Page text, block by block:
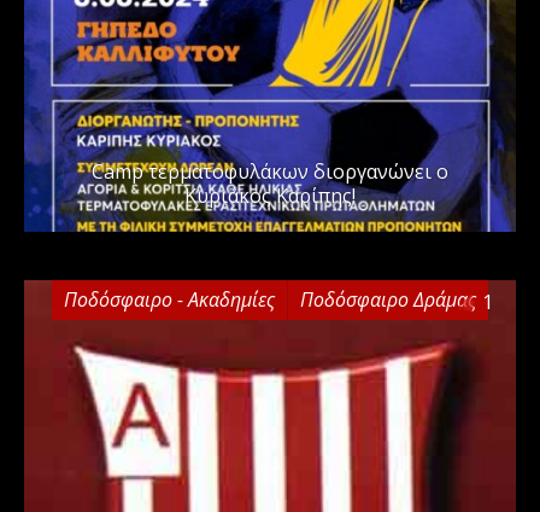
Camp τερματοφυλάκων διοργανώνει ο
Κυριάκος Καρίπης!
Ποδόσφαιρο - Ακαδημίες Ποδόσφαιρο Δράμας 1